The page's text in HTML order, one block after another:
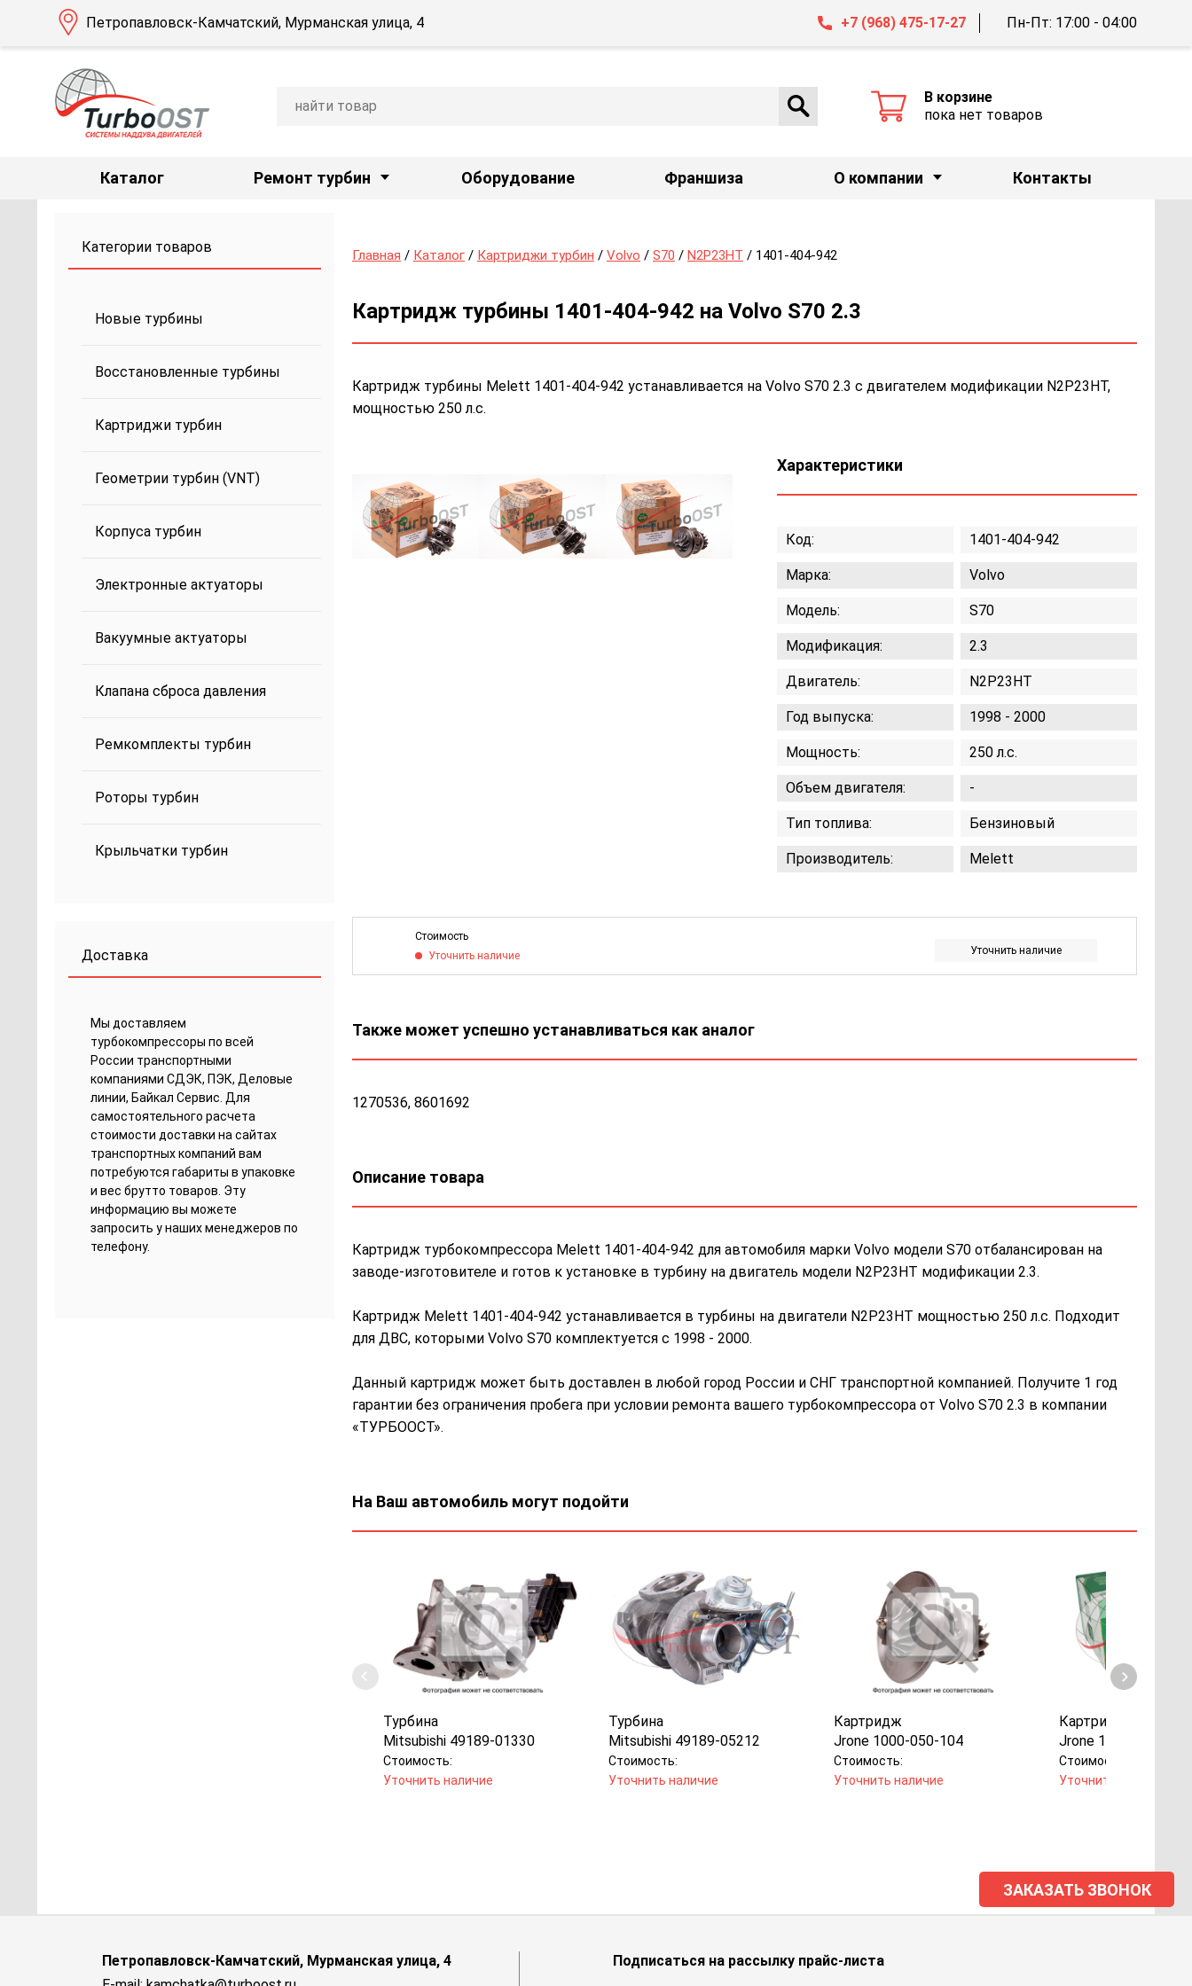
Каталог Ремонт турбин Оборудование Франшиза О компании Контакты
Петропавловск-Камчатский, Мурманская улица, 4 +7 (968) 475-17-27 Пн-Пт: 17:00 - 04:00
В корзине
пока нет товаров
Категории товаров
Новые турбины
Восстановленные турбины
Картриджи турбин
Геометрии турбин (VNT)
Корпуса турбин
Электронные актуаторы
Вакуумные актуаторы
Клапана сброса давления
Ремкомплекты турбин
Роторы турбин
Крыльчатки турбин
Доставка
Мы доставляем
турбокомпрессоры по всей
России транспортными
компаниями СДЭК, ПЭК, Деловые
линии, Байкал Сервис. Для
самостоятельного расчета
стоимости доставки на сайтах
транспортных компаний вам
потребуются габариты в упаковке
и вес брутто товаров. Эту
информацию вы можете
запросить у наших менеджеров по
телефону.
Главная / Каталог / Картриджи турбин / Volvo / S70 / N2P23HT / 1401-404-942
Картридж турбины 1401-404-942 на Volvo S70 2.3
Картридж турбины Melett 1401-404-942 устанавливается на Volvo S70 2.3 с двигателем модификации N2P23HT,
мощностью 250 л.с.
Характеристики
Код: 1401-404-942
Марка: Volvo
Модель: S70
Модификация: 2.3
Двигатель: N2P23HT
Год выпуска: 1998 - 2000
Мощность: 250 л.с.
Объем двигателя: -
Тип топлива: Бензиновый
Производитель: Melett
Стоимость
Уточнить наличие
Уточнить наличие
Также может успешно устанавливаться как аналог
1270536, 8601692
Описание товара
Картридж турбокомпрессора Melett 1401-404-942 для автомобиля марки Volvo модели S70 отбалансирован на
заводе-изготовителе и готов к установке в турбину на двигатель модели N2P23HT модификации 2.3.
Картридж Melett 1401-404-942 устанавливается в турбины на двигатели N2P23HT мощностью 250 л.с. Подходит
для ДВС, которыми Volvo S70 комплектуется с 1998 - 2000.
Данный картридж может быть доставлен в любой город России и СНГ транспортной компанией. Получите 1 год
гарантии без ограничения пробега при условии ремонта вашего турбокомпрессора от Volvo S70 2.3 в компании
«ТУРБООСТ».
На Ваш автомобиль могут подойти
Турбина
Mitsubishi 49189-01330
Стоимость:
Уточнить наличие
Турбина
Mitsubishi 49189-05212
Стоимость:
Уточнить наличие
Картридж
Jrone 1000-050-104
Стоимость:
Уточнить наличие
Картридж
Jrone 1000-050-119
Стоимость:
Уточнить наличие
ЗАКАЗАТЬ ЗВОНОК
Петропавловск-Камчатский, Мурманская улица, 4
Подписаться на рассылку прайс-листа